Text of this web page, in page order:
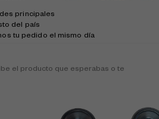
principales
del país
tu pedido el mismo día
el producto que esperabas o te